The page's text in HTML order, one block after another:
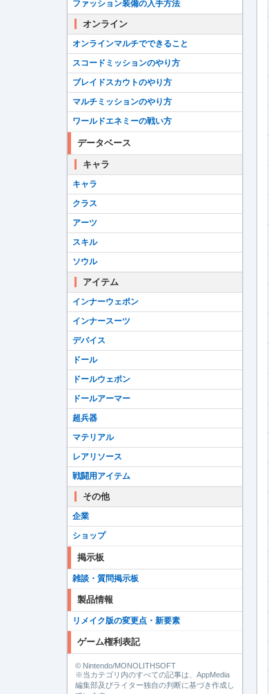
ファッション装備の入手方法
オンライン
オンラインマルチでできること
スコードミッションのやり方
ブレイドスカウトのやり方
マルチミッションのやり方
ワールドエネミーの戦い方
データベース
キャラ
キャラ
クラス
アーツ
スキル
ソウル
アイテム
インナーウェポン
インナースーツ
デバイス
ドール
ドールウェポン
ドールアーマー
超兵器
マテリアル
レアリソース
戦闘用アイテム
その他
企業
ショップ
掲示板
雑談・質問掲示板
製品情報
リメイク版の変更点・新要素
ゲーム権利表記
© Nintendo/MONOLITHSOFT
※当カテゴリ内のすべての記事は、AppMedia
編集部及びライター独自の判断に基づき作成し